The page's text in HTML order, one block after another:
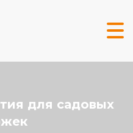
для садовых